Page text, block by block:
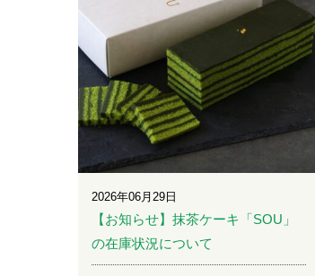
2026年06月29日
【お知らせ】抹茶ケーキ「SOU」
の在庫状況について